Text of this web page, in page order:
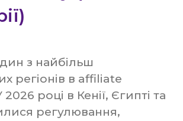
з найбільш
регіонів в affiliate
році в Кенії, Єгипті та
регулювання,